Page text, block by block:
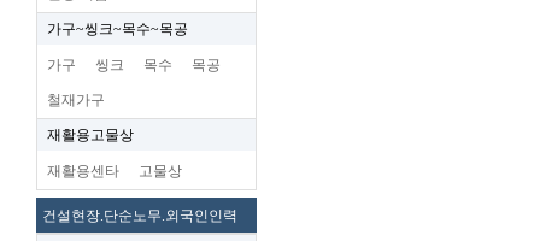
가구~씽크~목수~목공
가구 씽크 목수 목공
철재가구
재활용고물상
재활용센타 고물상
건설현장.단순노무.외국인인력